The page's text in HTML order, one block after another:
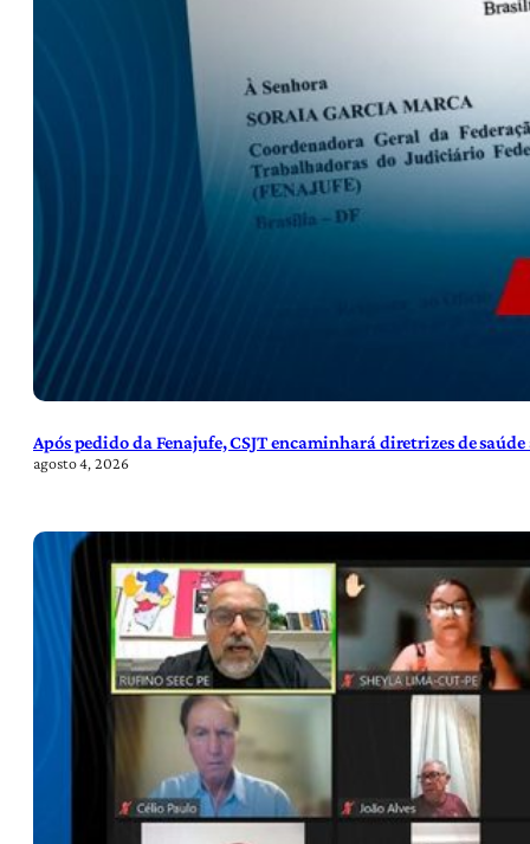
Após pedido da Fenajufe, CSJT encaminhará diretrizes de
agosto 4, 2026